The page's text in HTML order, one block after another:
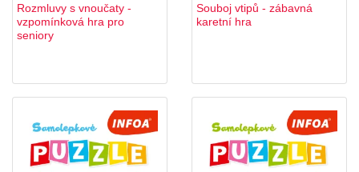
Rozmluvy s vnoučaty -
vzpomínková hra pro
seniory
Souboj vtipů - zábavná
karetní hra